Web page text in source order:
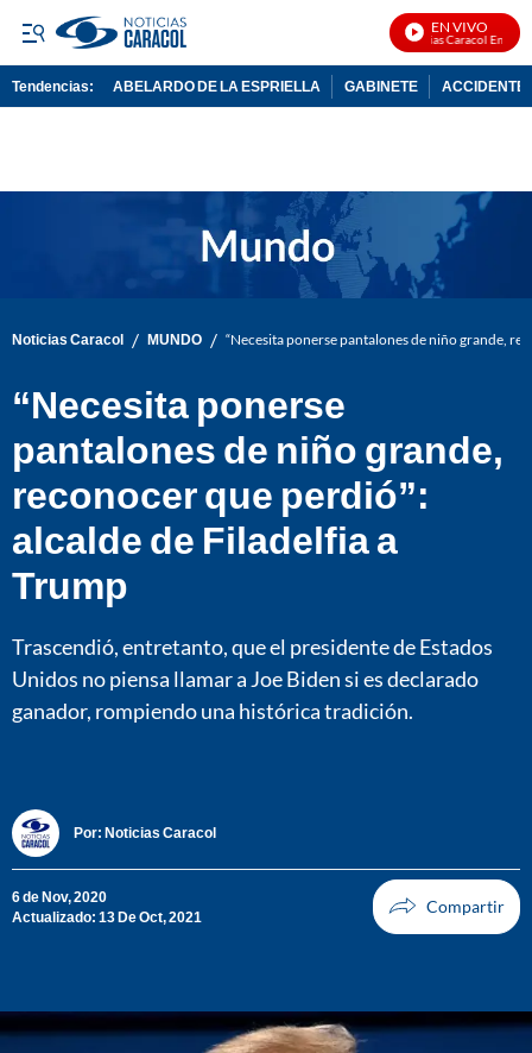
EN VIVO
Noticias Caracol En Vivo
Tendencias: ABELARDO DE LA ESPRIELLA GABINETE ACCIDENTE
Noticias Caracol / MUNDO / “Necesita ponerse pantalones de niño grande,
“Necesita ponerse
pantalones de niño grande,
reconocer que perdió”:
alcalde de Filadelfia a
Trump
Trascendió, entretanto, que el presidente de Estados
Unidos no piensa llamar a Joe Biden si es declarado
ganador, rompiendo una histórica tradición.
Por: Noticias Caracol
6 de Nov, 2020
Actualizado: 13 De Oct, 2021